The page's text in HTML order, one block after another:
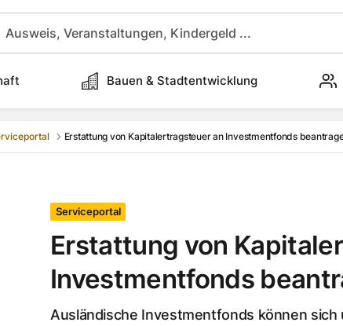
Bauen & Stadtentwicklung
Erstattung von Kapitalertragsteuer an Investmentfonds
Serviceportal
Erstattung von
Investmentfonds
Ausländische Investmentfonds können